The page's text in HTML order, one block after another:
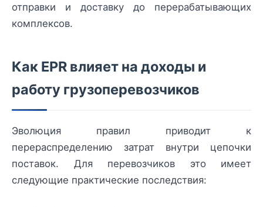
отправки и доставку до перерабатывающих
комплексов.
Как EPR влияет на доходы и
работу грузоперевозчиков
Эволюция правил приводит к
перераспределению затрат внутри цепочки
поставок. Для перевозчиков это имеет
следующие практические последствия: